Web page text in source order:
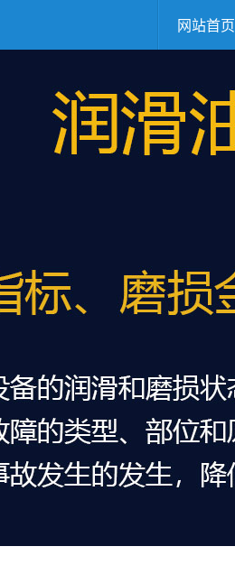
网站首页